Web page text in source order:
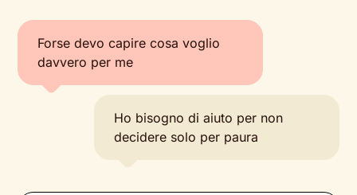
Forse devo capire cosa voglio
davvero per me
Ho bisogno di aiuto per non
decidere solo per paura